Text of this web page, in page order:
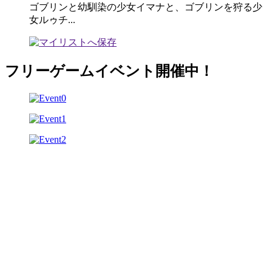
ゴブリンと幼馴染の少女イマナと、ゴブリンを狩る少
女ルゥチ...
フリーゲームイベント開催中！